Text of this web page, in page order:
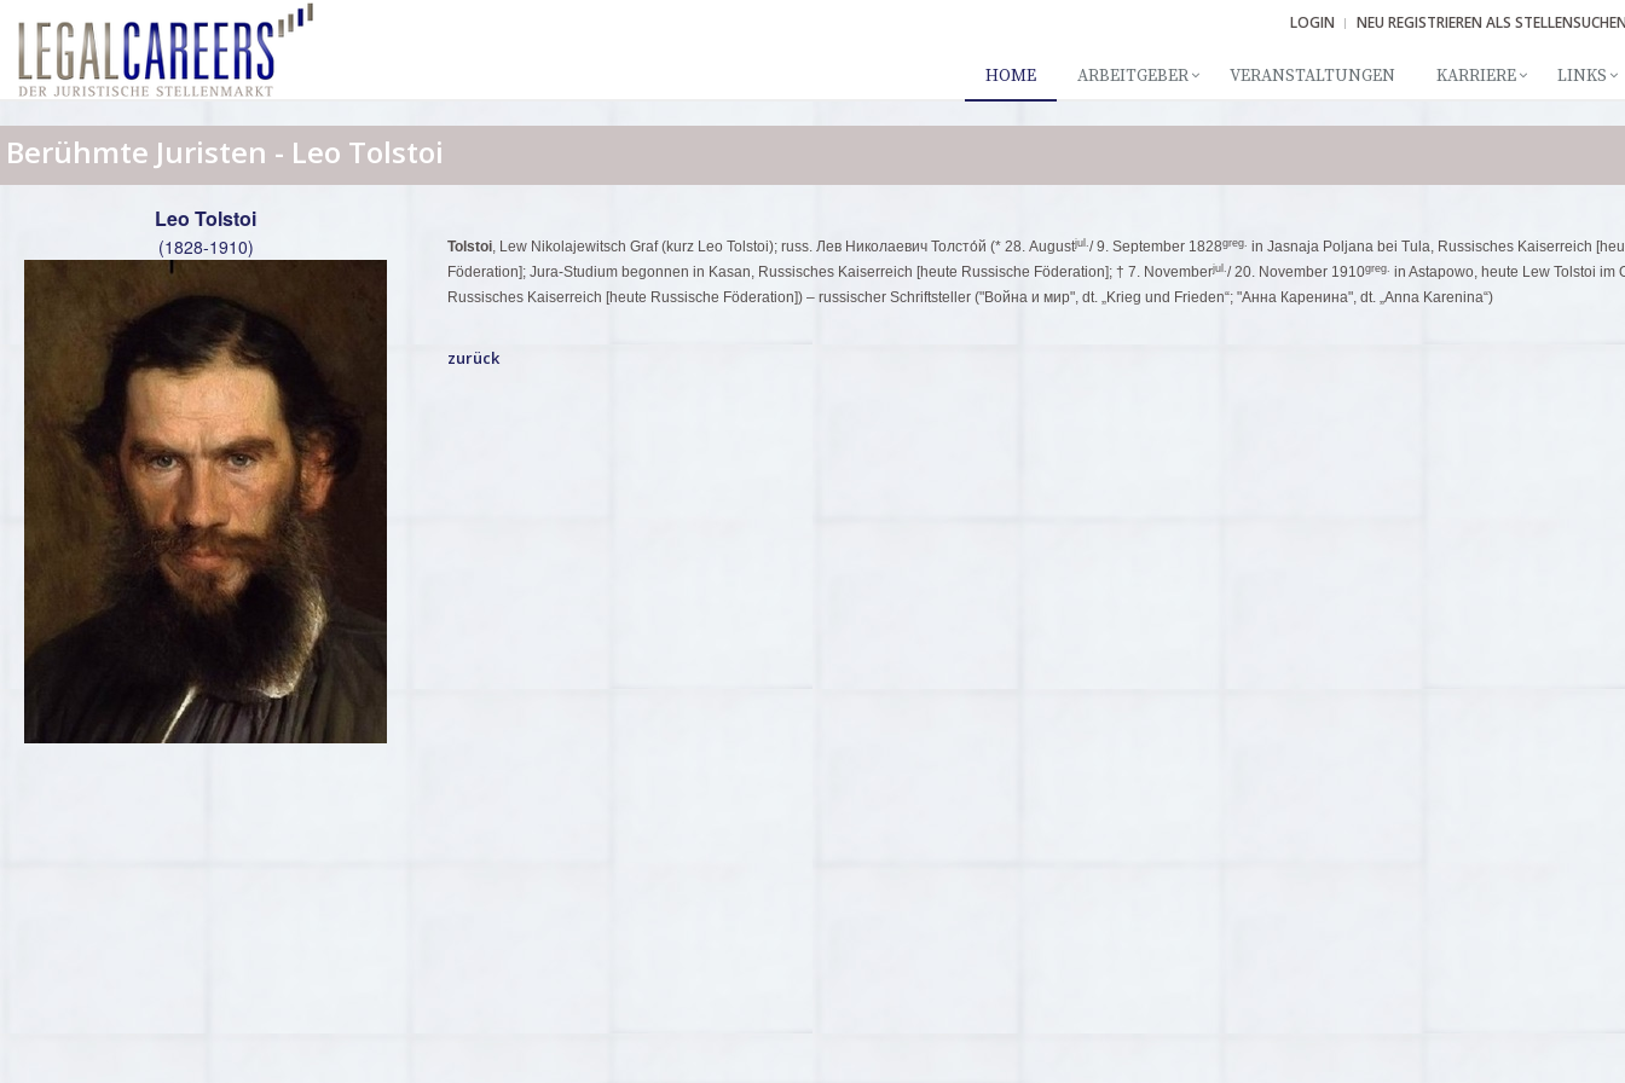
LOGIN NEU REGISTRIEREN ALS
HOME ARBEITGEBER VERANSTALTUNGEN KARRIERE LINKS
Berühmte Juristen - Leo Tolstoi
Leo Tolstoi
(1828-1910) Tolstoi, Lew Nikolajewitsch Graf (kurz Leo Tolstoi); russ. Лев Николаевич Толсто́й (* 28. Augustjul. / 9. September 1828greg. in Jasnaja Poljana bei Tula, Russisches Kaiserreich
Föderation]; Jura-Studium begonnen in Kasan, Russisches Kaiserreich [heute Russische Föderation]; † 7. Novemberjul. / 20. November 1910greg. in Astapowo, heute Lew Tolstoi im
Russisches Kaiserreich [heute Russische Föderation]) – russischer Schriftsteller ("Война и мир", dt. „Krieg und Frieden“; "Анна Каренина", dt. „Anna Karenina“)
zurück